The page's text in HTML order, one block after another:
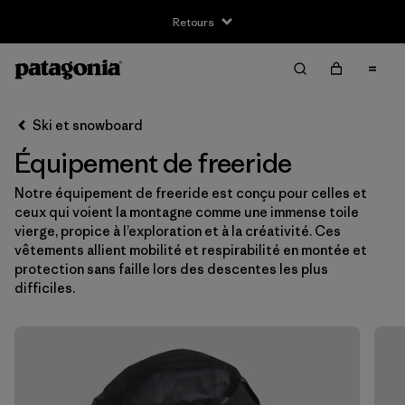
Retours
Ski et snowboard
Équipement de freeride
Notre équipement de freeride est conçu pour celles et
ceux qui voient la montagne comme une immense toile
vierge, propice à l’exploration et à la créativité. Ces
vêtements allient mobilité et respirabilité en montée et
protection sans faille lors des descentes les plus
difficiles.